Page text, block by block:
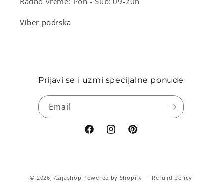
Viber podrska
Prijavi se i uzmi specijalne ponude
Email
FacebookInstagramPinterest
methods
© 2026,Azijashop Powered by Shopify
Refund policy